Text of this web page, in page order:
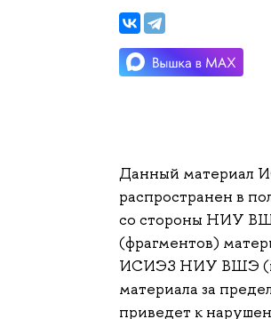
Данный материал
распространен в
со стороны НИУ
(фрагментов)
ИСИЭЗ НИУ ВШЭ
материала за
приведет к